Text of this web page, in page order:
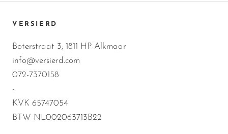
VERSIERD
Boterstraat 3, 1811 HP Alkmaar
info@versierd.com
072-7370158
-
KVK 65747054
BTW NL002063713B22